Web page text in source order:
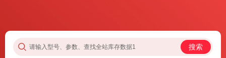
请输入型号、参数、查找全站库存数据1 搜索